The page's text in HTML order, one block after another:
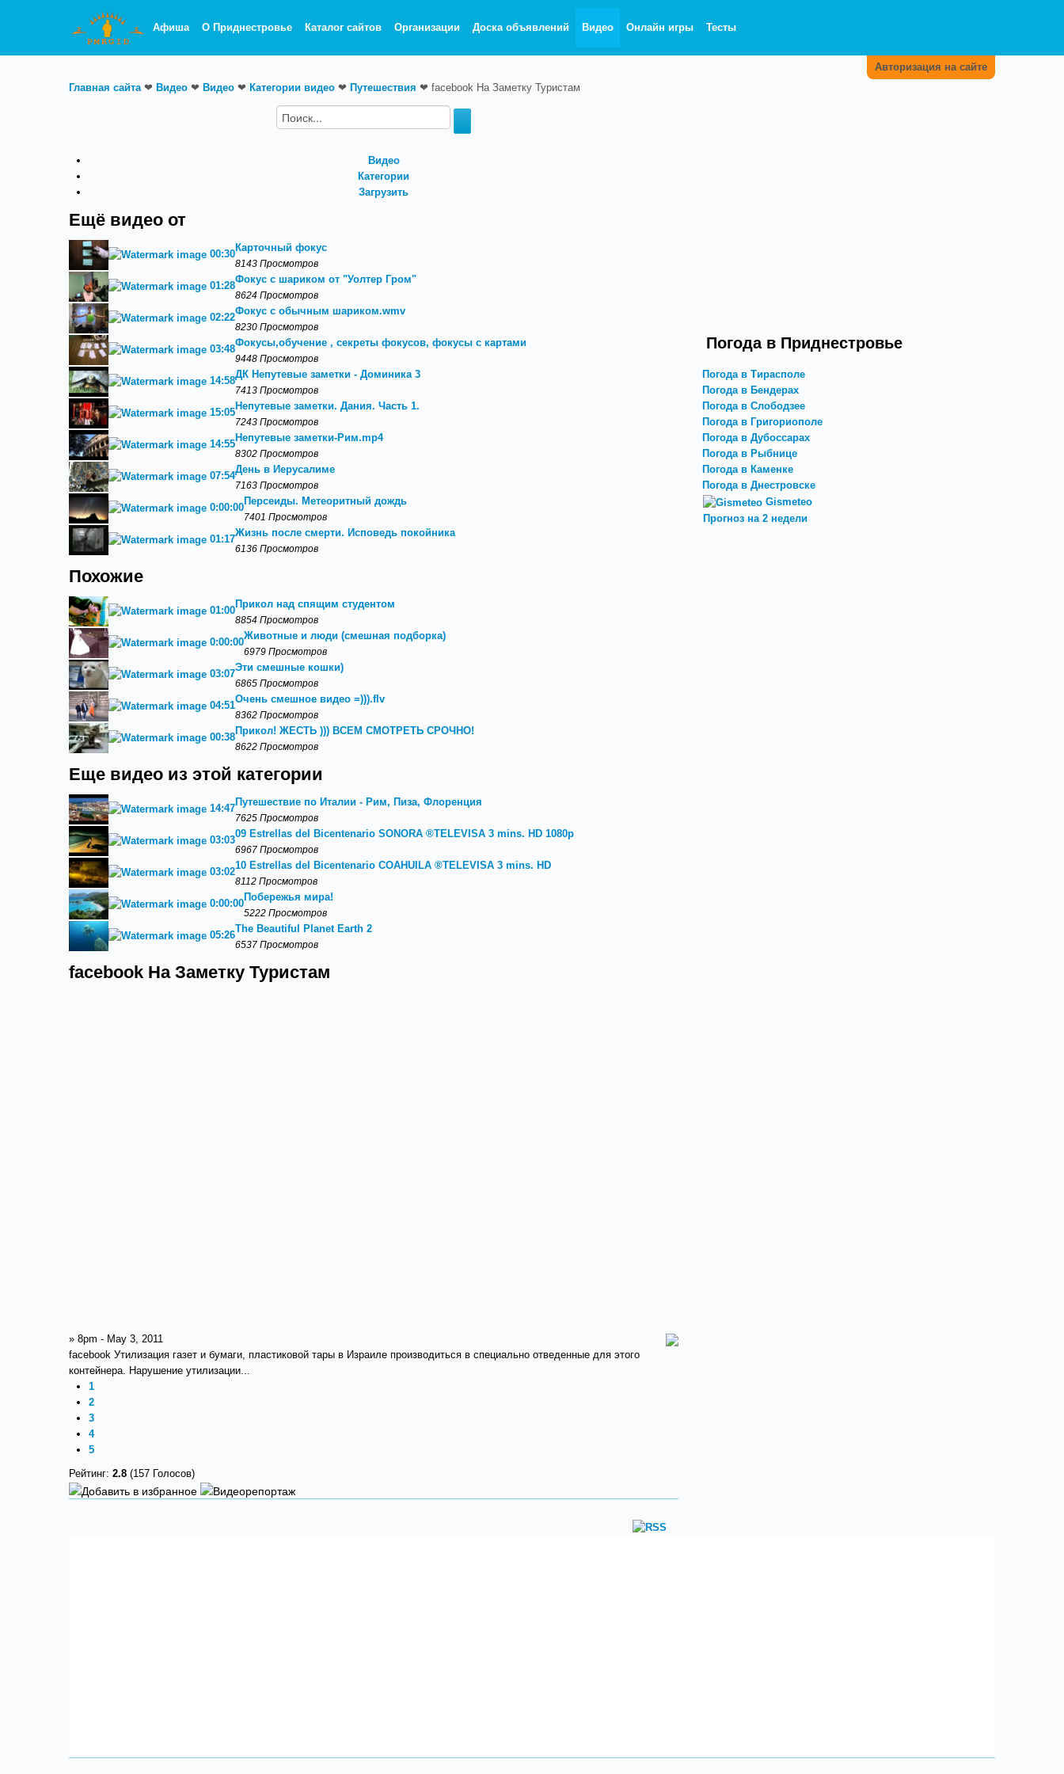
Афиша О Приднестровье Каталог сайтов Организации Доска объявлений Видео Онлайн игры Тесты
Авторизация на сайте
Главная сайта❤ Видео ❤ Видео ❤ Категории видео ❤ Путешествия ❤ facebook На Заметку Туристам
Видео
Категории
Загрузить
Ещё видео от
00:30
Карточный фокус
8143 Просмотров
01:28
Фокус с шариком от "Уолтер Гром"
8624 Просмотров
02:22
Фокус с обычным шариком.wmv
8230 Просмотров
03:48
Фокусы,обучение , секреты фокусов, фокусы с картами
9448 Просмотров
14:58
ДК Непутевые заметки - Доминика 3
7413 Просмотров
15:05
Непутевые заметки. Дания. Часть 1.
7243 Просмотров
14:55
Непутевые заметки-Рим.mp4
8302 Просмотров
07:54
День в Иерусалиме
7163 Просмотров
0:00:00
Персеиды. Метеоритный дождь
7401 Просмотров
01:17
Жизнь после смерти. Исповедь покойника
6136 Просмотров
Похожие
01:00
Прикол над спящим студентом
8854 Просмотров
0:00:00
Животные и люди (смешная подборка)
6979 Просмотров
03:07
Эти смешные кошки)
6865 Просмотров
04:51
Очень смешное видео =))).flv
8362 Просмотров
00:38
Прикол! ЖЕСТЬ ))) ВСЕМ СМОТРЕТЬ СРОЧНО!
8622 Просмотров
Еще видео из этой категории
14:47
Путешествие по Италии - Рим, Пиза, Флоренция
7625 Просмотров
03:03
09 Estrellas del Bicentenario SONORA ®TELEVISA 3 mins. HD 1080p
6967 Просмотров
03:02
10 Estrellas del Bicentenario COAHUILA ®TELEVISA 3 mins. HD
8112 Просмотров
0:00:00
Побережья мира!
5222 Просмотров
05:26
The Beautiful Planet Earth 2
6537 Просмотров
facebook На Заметку Туристам
» 8pm - May 3, 2011
facebook Утилизация газет и бумаги, пластиковой тары в Израиле производиться в специально отведенные для этого
контейнера. Нарушение утилизации...
1
2
3
4
5
Рейтинг: 2.8 (157 Голосов)
Погода в Приднестровье
Погода в Тирасполе
Погода в Бендерах
Погода в Слободзее
Погода в Григориополе
Погода в Дубоссарах
Погода в Рыбнице
Погода в Каменке
Погода в Днестровске
Gismeteo
Прогноз на 2 недели